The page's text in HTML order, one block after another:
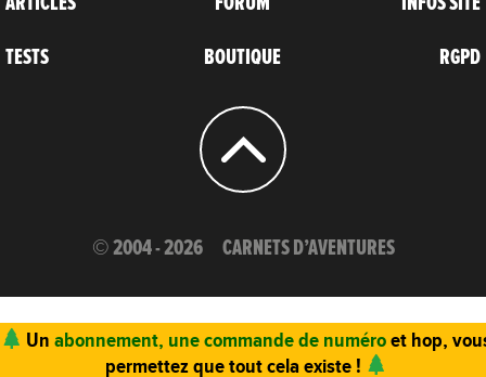
TESTS BOUTIQUE RGPD
© 2004 - 2026 CARNETS D’AVENTURES
Un abonnement, une commande de numéroet hop,
permettez que tout cela existe !